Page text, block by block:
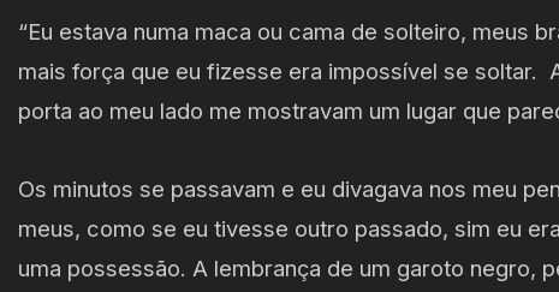
“Eu estava numa maca ou cama de solteiro, meus
mais força que eu fizesse era impossível se soltar.
porta ao meu lado me mostravam um lugar que
Os minutos se passavam e eu divagava nos meu
meus, como se eu tivesse outro passado, sim eu
uma possessão. A lembrança de um garoto negro,